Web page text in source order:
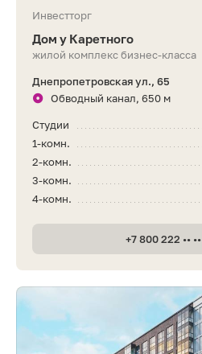
Инвестторг
Дом у Каретного
жилой комплекс бизнес-класса
Днепропетровская ул., 65
Обводный канал, 650 м
Студии
1-комн.
2-комн.
3-комн.
4-комн.
+7 800 222 •• ••